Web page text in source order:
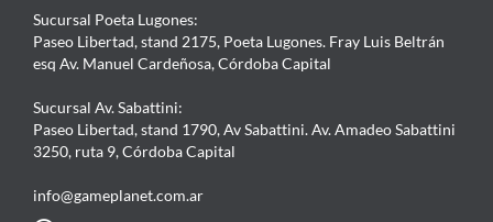
Sucursal Poeta Lugones:
Paseo Libertad, stand 2175, Poeta Lugones. Fray Luis Beltrán
esq Av. Manuel Cardeñosa, Córdoba Capital
Sucursal Av. Sabattini:
Paseo Libertad, stand 1790, Av Sabattini. Av. Amadeo Sabattini
3250, ruta 9, Córdoba Capital
info@gameplanet.com.ar